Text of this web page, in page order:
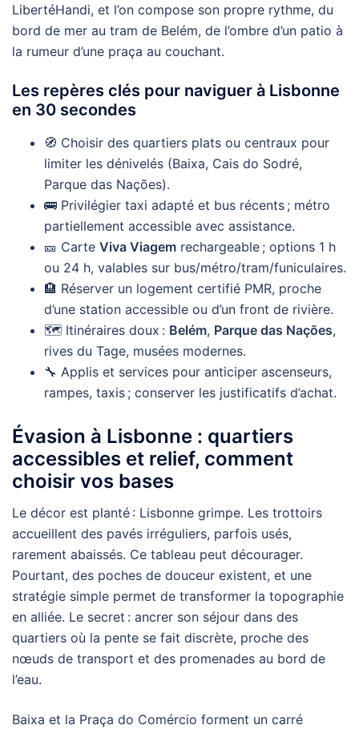
LibertéHandi, et l’on compose son propre rythme, du
bord de mer au tram de Belém, de l’ombre d’un patio à
la rumeur d’une praça au couchant.
Les repères clés pour naviguer à Lisbonne
en 30 secondes
🧭 Choisir des quartiers plats ou centraux pour
limiter les dénivelés (Baixa, Cais do Sodré,
Parque das Nações).
🚌 Privilégier taxi adapté et bus récents ; métro
partiellement accessible avec assistance.
🎫 Carte Viva Viagem rechargeable ; options 1 h
ou 24 h, valables sur bus/métro/tram/funiculaires.
🏨 Réserver un logement certifié PMR, proche
d’une station accessible ou d’un front de rivière.
🗺️ Itinéraires doux : Belém, Parque das Nações,
rives du Tage, musées modernes.
🔧 Applis et services pour anticiper ascenseurs,
rampes, taxis ; conserver les justificatifs d’achat.
Évasion à Lisbonne : quartiers
accessibles et relief, comment
choisir vos bases
Le décor est planté : Lisbonne grimpe. Les trottoirs
accueillent des pavés irréguliers, parfois usés,
rarement abaissés. Ce tableau peut décourager.
Pourtant, des poches de douceur existent, et une
stratégie simple permet de transformer la topographie
en alliée. Le secret : ancrer son séjour dans des
quartiers où la pente se fait discrète, proche des
nœuds de transport et des promenades au bord de
l’eau.
Baixa et la Praça do Comércio forment un carré